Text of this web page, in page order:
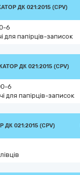
ДК 021:2015 (CPV)
6
для папірців-записок
ДК 021:2015 (CPV)
6
для папірців-записок
ДК 021:2015 (CPV)